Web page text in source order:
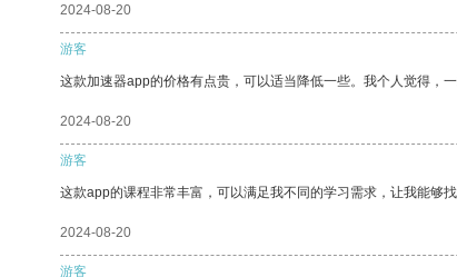
2024-08-20
游客
这款加速器app的价格有点贵，可以适当降低一些。我个人觉得，
2024-08-20
游客
这款app的课程非常丰富，可以满足我不同的学习需求，让我能够找
2024-08-20
游客